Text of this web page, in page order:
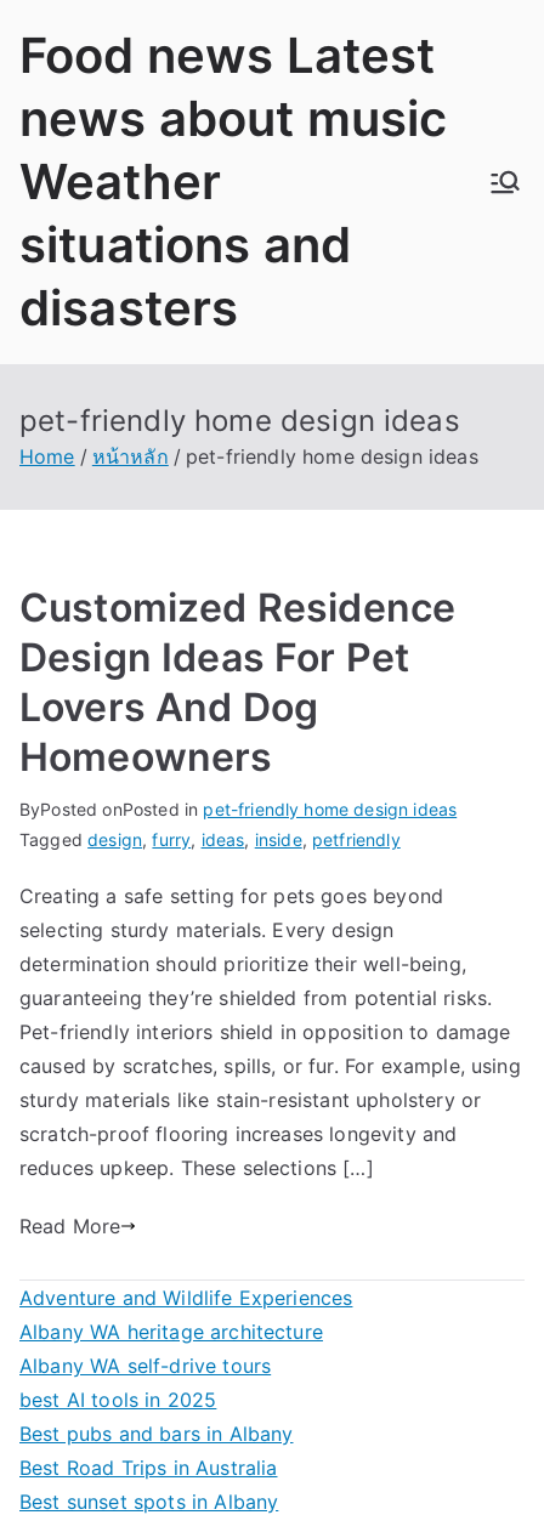
Food news Latest
news about music
Weather
situations and
disasters
pet-friendly home design ideas
Home หน้าหลัก pet-friendly home design ideas
Customized Residence
Design Ideas For Pet
Lovers And Dog
Homeowners
ByPosted onPosted in pet-friendly home design ideas
Taggeddesign,furry, ideas, inside, petfriendly
Creating a safe setting for pets goes beyond
selecting sturdy materials. Every design
determination should prioritize their well-being,
guaranteeing they’re shielded from potential risks.
Pet-friendly interiors shield in opposition to damage
caused by scratches, spills, or fur. For example, using
sturdy materials like stain-resistant upholstery or
scratch-proof flooring increases longevity and
reduces upkeep. These selections […]
Read More
Adventure and Wildlife Experiences
Albany WA heritage architecture
Albany WA self-drive tours
best AI tools in 2025
Best pubs and bars in Albany
Best Road Trips in Australia
Best sunset spots in Albany